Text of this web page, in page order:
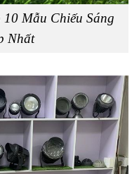
Mẫu Chiếu Sáng
Nhất